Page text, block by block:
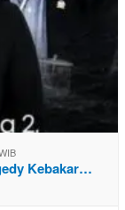
Kebakar…